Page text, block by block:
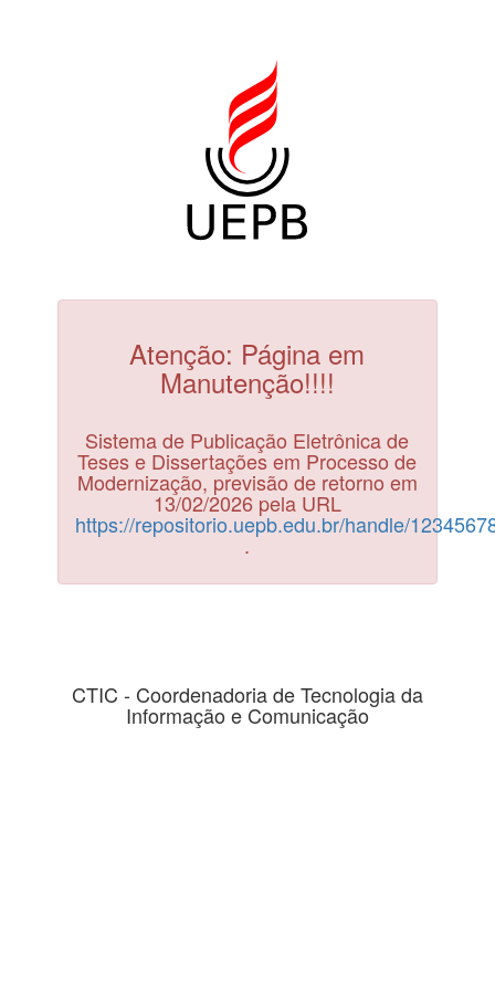
Atenção: Página em
Manutenção!!!!
Sistema de Publicação Eletrônica de
Teses e Dissertações em Processo de
Modernização, previsão de retorno em
13/02/2026 pela URL
https://repositorio.uepb.edu.br/handle/
.
CTIC - Coordenadoria de Tecnologia da
Informação e Comunicação